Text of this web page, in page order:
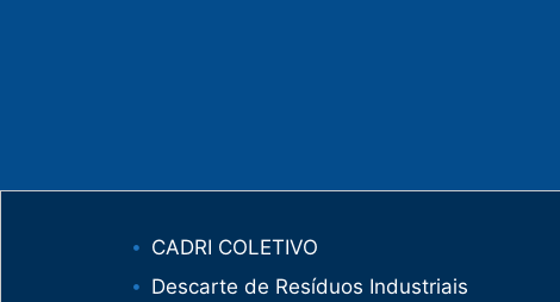
CADRI COLETIVO
Descarte de Resíduos Industriais